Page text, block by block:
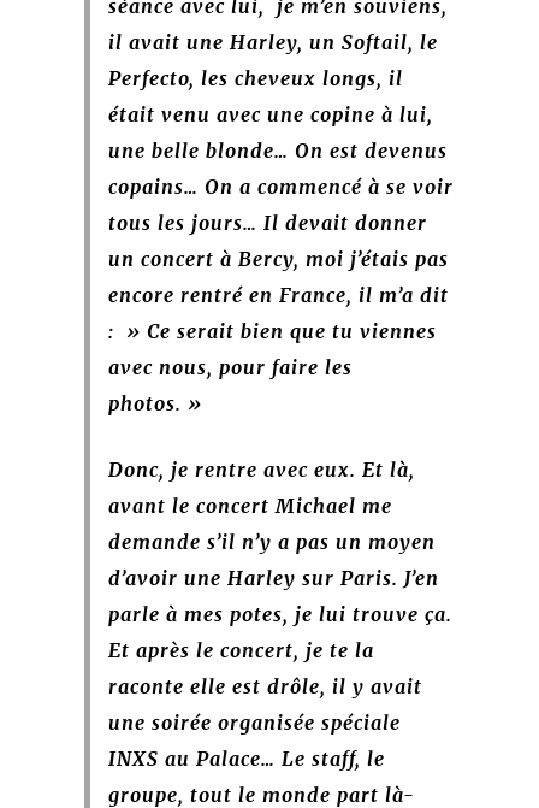
séance avec lui, je m’en souviens,
il avait une Harley, un Softail, le
Perfecto, les cheveux longs, il
était venu avec une copine à lui,
une belle blonde… On est devenus
copains… On a commencé à se voir
tous les jours… Il devait donner
un concert à Bercy, moi j’étais pas
encore rentré en France, il m’a dit
: » Ce serait bien que tu viennes
avec nous, pour faire les
photos. »
Donc, je rentre avec eux. Et là,
avant le concert Michael me
demande s’il n’y a pas un moyen
d’avoir une Harley sur Paris. J’en
parle à mes potes, je lui trouve ça.
Et après le concert, je te la
raconte elle est drôle, il y avait
une soirée organisée spéciale
INXS au Palace… Le staff, le
groupe, tout le monde part là-